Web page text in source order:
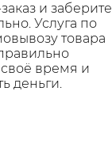
и заберите
Услуга по
товара
время и
деньги.